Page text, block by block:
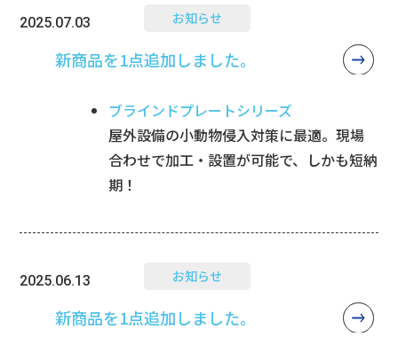
2025.07.03 お知らせ
新商品を1点追加しました。
ブラインドプレートシリーズ
屋外設備の小動物侵入対策に最適。現場
合わせで加工・設置が可能で、しかも短納
期！
2025.06.13 お知らせ
新商品を1点追加しました。